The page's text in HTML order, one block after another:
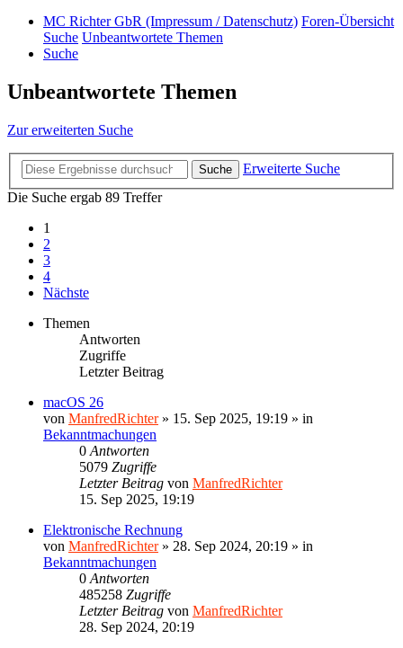
MC Richter GbR (Impressum / Datenschutz) Foren-Übersicht
Suche Unbeantwortete Themen
Suche
Unbeantwortete Themen
Zur erweiterten Suche
Suche
Erweiterte Suche
Die Suche ergab 89 Treffer
1
2
3
4
Nächste
Themen
Antworten
Zugriffe
Letzter Beitrag
macOS 26
von ManfredRichter» 15. Sep 2025, 19:19 » in
Bekanntmachungen
0 Antworten
5079 Zugriffe
Letzter Beitrag von ManfredRichter
15. Sep 2025, 19:19
Elektronische Rechnung
von ManfredRichter» 28. Sep 2024, 20:19 » in
Bekanntmachungen
0 Antworten
485258 Zugriffe
Letzter Beitrag von ManfredRichter
28. Sep 2024, 20:19